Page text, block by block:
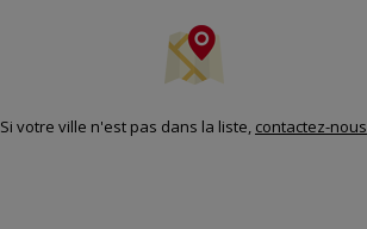
Si votre ville n'est pas dans la liste, contactez-nous